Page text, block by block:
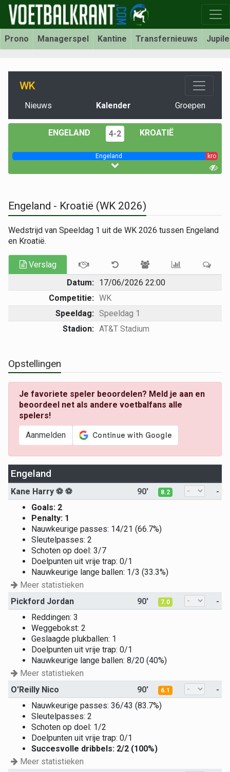
Prono Managerspel Kantine Transfernieuws
WK
Nieuws Kalender Groepen
ENGELAND 4-2 KROATIË
Engeland kro
Engeland - Kroatië (WK 2026)
Wedstrijd van Speeldag 1 uit de WK 2026 tussen Engeland
en Kroatië.
Verslag
Datum: 17/06/2026 22:00
Competitie: WK
Speeldag: Speeldag 1
Stadion: AT&T Stadium
Opstellingen
Je favoriete speler beoordelen? Meld je aan en
beoordeel net als andere voetbalfans alle
spelers!
Aanmelden
Engeland
Kane Harry⚽ ⚽ 90' 8.2
-
Goals: 2
Penalty: 1
Nauwkeurige passes: 14/21 (66.7%)
Sleutelpasses: 2
Schoten op doel: 3/7
Doelpunten uit vrije trap: 0/1
Nauwkeurige lange ballen: 1/3 (33.3%)
Meer statistieken
Pickford Jordan
90' 7.0
-
Reddingen: 3
Weggebokst: 2
Geslaagde plukballen: 1
Doelpunten uit vrije trap: 0/1
Nauwkeurige lange ballen: 8/20 (40%)
Meer statistieken
O'Reilly Nico
90' 6.1
-
Nauwkeurige passes: 36/43 (83.7%)
Sleutelpasses: 2
Schoten op doel: 1/2
Doelpunten uit vrije trap: 0/1
Succesvolle dribbels: 2/2 (100%)
Meer statistieken